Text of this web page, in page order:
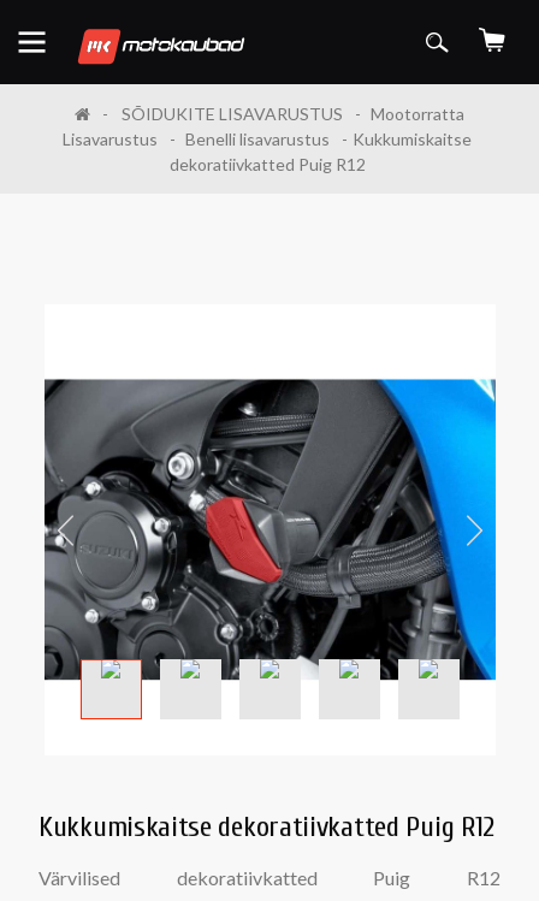
SÕIDUKITE LISAVARUSTUS
Mootorratta
Lisavarustus
Benelli lisavarustus
Kukkumiskaitse
dekoratiivkatted Puig R12
Kukkumiskaitse dekoratiivkatted Puig R12
Värvilised dekoratiivkatted Puig R12